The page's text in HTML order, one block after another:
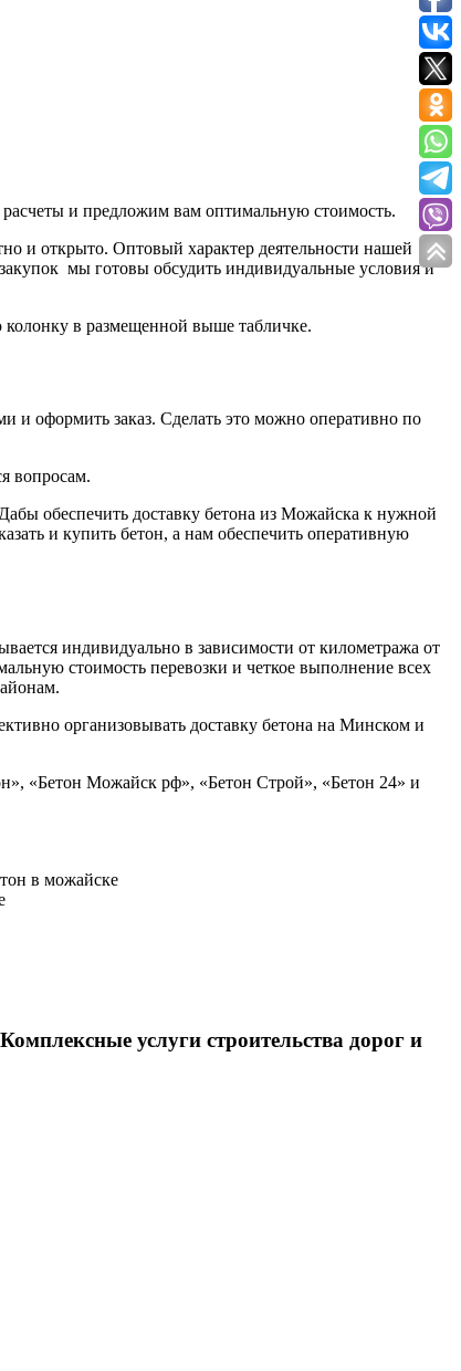
и предложим вам оптимальную стоимость.
и открыто. Оптовый характер деятельности нашей
мы готовы обсудить индивидуальные условия и
колонку в размещенной выше табличке.
и оформить заказ. Сделать это можно оперативно по
вопросам.
обеспечить доставку бетона из Можайска к нужной
и купить бетон, а нам обеспечить оперативную
индивидуально в зависимости от километража от
стоимость перевозки и четкое выполнение всех
организовывать доставку бетона на Минском и
«Бетон Можайск рф», «Бетон Строй», «Бетон 24» и
услуги строительства дорог и